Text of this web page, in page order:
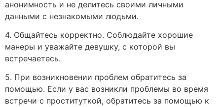
анонимность и не делитесь своими личными
данными с незнакомыми людьми.
4. Общайтесь корректно. Соблюдайте хорошие
манеры и уважайте девушку, с которой вы
встречаетесь.
5. При возникновении проблем обратитесь за
помощью. Если у вас возникли проблемы во время
встречи с проституткой, обратитесь за помощью к